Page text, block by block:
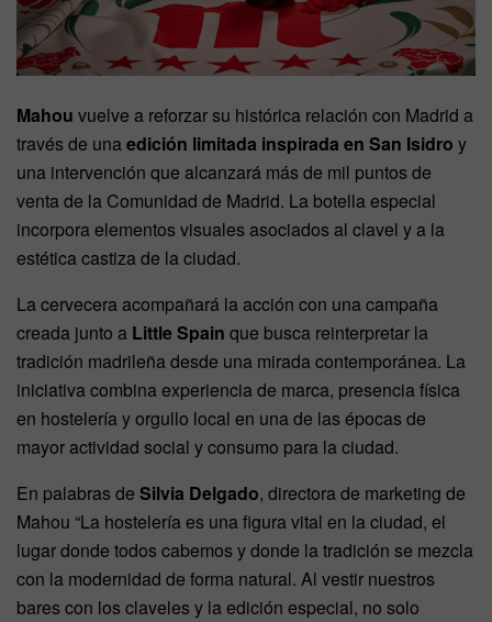
Mahou vuelve a reforzar su histórica relación con Madrid a
través de unaedición limitada inspirada en San Isidro y
una intervención que alcanzará más de mil puntos de
venta de la Comunidad de Madrid. La botella especial
incorpora elementos visuales asociados al clavel y a la
estética castiza de la ciudad.
La cervecera acompañará la acción con una campaña
creada junto a Little Spain que busca reinterpretar la
tradición madrileña desde una mirada contemporánea. La
iniciativa combina experiencia de marca, presencia física
en hostelería y orgullo local en una de las épocas de
mayor actividad social y consumo para la ciudad.
En palabras de Silvia Delgado, directora de marketing de
Mahou “La hostelería es una figura vital en la ciudad, el
lugar donde todos cabemos y donde la tradición se mezcla
con la modernidad de forma natural. Al vestir nuestros
bares con los claveles y la edición especial, no solo